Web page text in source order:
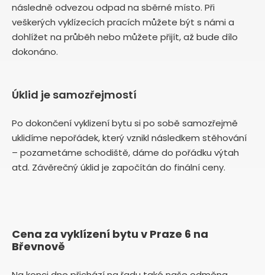
následně odvezou odpad na sběrné místo. Při
veškerých vyklízecích pracích můžete být s námi a
dohlížet na průběh nebo můžete přijít, až bude dílo
dokonáno.
Úklid je samozřejmostí
Po dokončení vyklizení bytu si po sobě samozřejmě
uklidíme nepořádek, který vznikl následkem stěhování
– pozametáme schodiště, dáme do pořádku výtah
atd. Závěrečný úklid je započítán do finální ceny.
Cena za vyklízení bytu v Praze 6 na
Břevnově